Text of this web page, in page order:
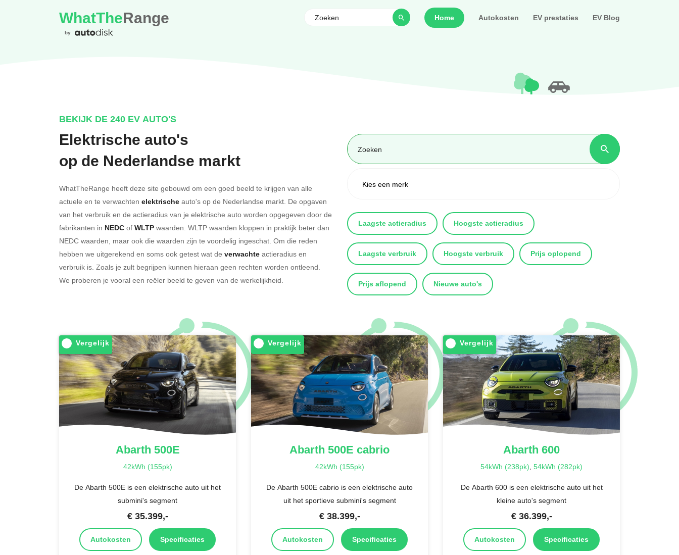
WhatTheRange
by
Home Autokosten EV prestaties EV Blog
BEKIJK DE 240 EV AUTO'S
Elektrische auto's
op de Nederlandse markt
WhatTheRange heeft deze site gebouwd om een goed beeld te krijgen van alle
actuele en te verwachten elektrische auto's op de Nederlandse markt. De opgaven
van het verbruik en de actieradius van je elektrische auto worden opgegeven door de
fabrikanten in NEDC of WLTP waarden. WLTP waarden kloppen in praktijk beter dan
NEDC waarden, maar ook die waarden zijn te voordelig ingeschat. Om die reden
hebben we uitgerekend en soms ook getest wat de verwachte actieradius en
verbruik is. Zoals je zult begrijpen kunnen hieraan geen rechten worden ontleend.
We proberen je vooral een reëler beeld te geven van de werkelijkheid.
Laagste actieradius Hoogste actieradius
Laagste verbruik Hoogste verbruik Prijs oplopend
Prijs aflopend Nieuwe auto's
Vergelijk
Abarth 500E
42kWh (155pk)
De Abarth 500E is een elektrische auto uit het
submini's segment
€ 35.399,-
Autokosten Specificaties
Vergelijk
Abarth 500E cabrio
42kWh (155pk)
De Abarth 500E cabrio is een elektrische auto
uit het sportieve submini's segment
€ 38.399,-
Autokosten Specificaties
Vergelijk
Abarth 600
54kWh (238pk), 54kWh (282pk)
De Abarth 600 is een elektrische auto uit het
kleine auto's segment
€ 36.399,-
Autokosten Specificaties